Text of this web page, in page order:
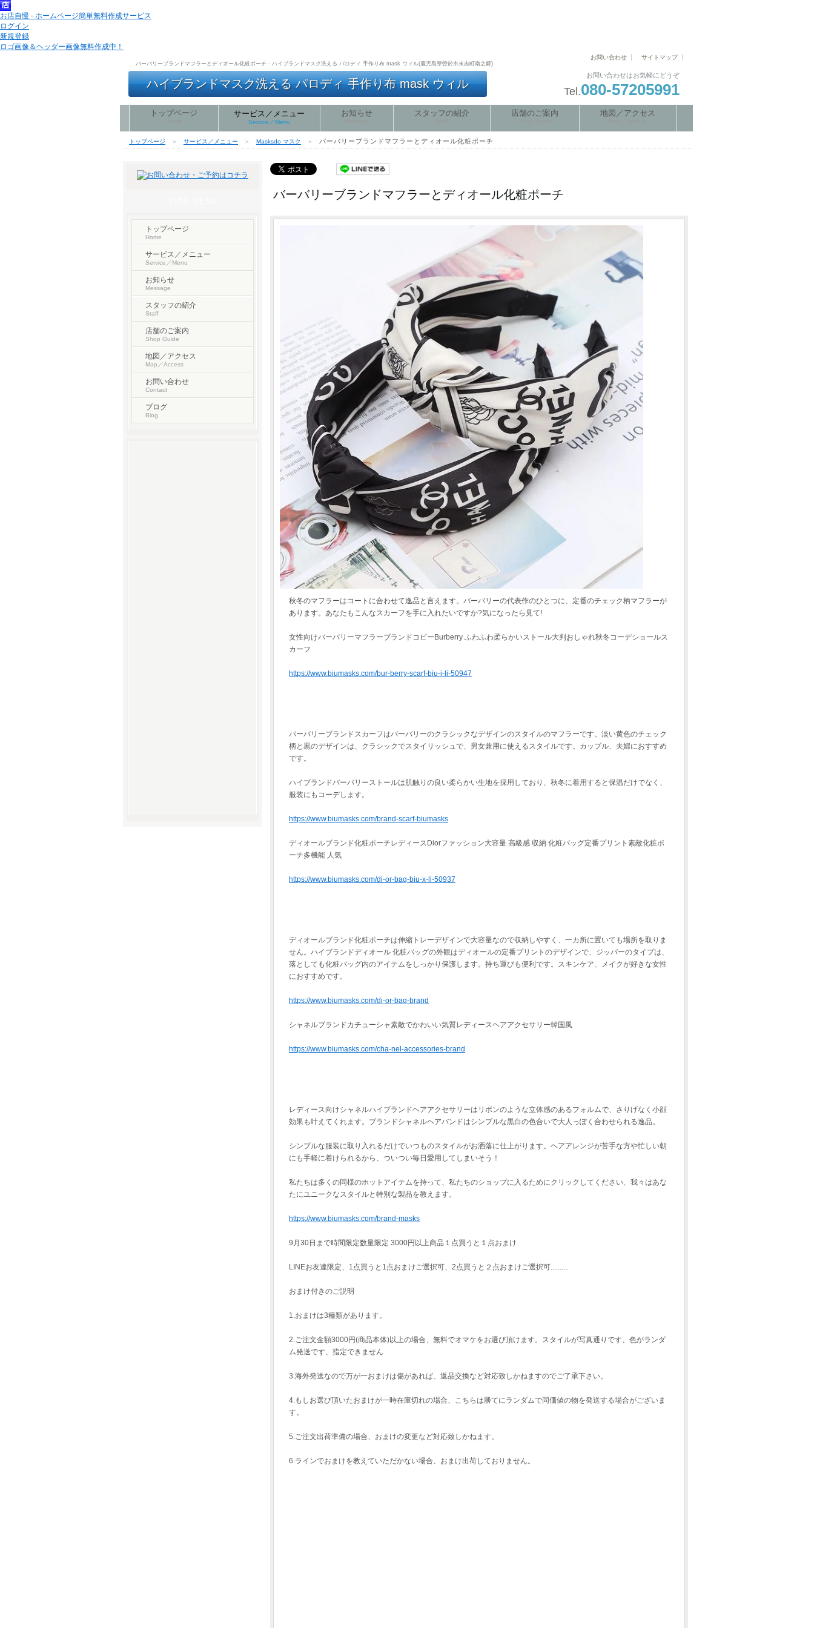
お店自慢 - ホームページ簡単無料作成サービス
ログイン
新規登録
ロゴ画像＆ヘッダー画像無料作成中！
バーバリーブランドマフラーとディオール化粧ポーチ - ハイブランドマスク洗える パロディ 手作り布 mask ウィル(鹿児島県曽於市末吉町南之郷)
ハイブランドマスク洗える パロディ 手作り布 mask ウィル
お問い合わせはお気軽にどうぞ
Tel.080-57205991
お問い合わせ サイトマップ
トップページ サービス／メニュー
Service／Menu
お知らせ スタッフの紹介 店舗のご案内 地図／アクセス
トップページ ＞ サービス／メニュー ＞ Masksdo マスク ＞ バーバリーブランドマフラーとディオール化粧ポーチ
バーバリーブランドマフラーとディオール化粧ポーチ
秋冬のマフラーはコートに合わせて逸品と言えます。バーバリーの代表作のひとつに、定番のチェック柄マフラーが
あります。あなたもこんなスカーフを手に入れたいですか?気になったら見て!
女性向けバーバリーマフラーブランドコピーBurberry ふわふわ柔らかいストール大判おしゃれ秋冬コーデショールス
カーフ
https://www.biumasks.com/bur-berry-scarf-biu-j-li-50947
バーバリーブランドスカーフはバーバリーのクラシックなデザインのスタイルのマフラーです。淡い黄色のチェック
柄と黒のデザインは、クラシックでスタイリッシュで、男女兼用に使えるスタイルです。カップル、夫婦におすすめ
です。
ハイブランドバーバリーストールは肌触りの良い柔らかい生地を採用しており、秋冬に着用すると保温だけでなく、
服装にもコーデします。
https://www.biumasks.com/brand-scarf-biumasks
ディオールブランド化粧ポーチレディースDiorファッション大容量 高級感 収納 化粧バッグ定番プリント素敵化粧ポ
ーチ多機能 人気
https://www.biumasks.com/di-or-bag-biu-x-li-50937
ディオールブランド化粧ポーチは伸縮トレーデザインで大容量なので収納しやすく、一カ所に置いても場所を取りま
せん。ハイブランドディオール 化粧バッグの外観はディオールの定番プリントのデザインで、ジッパーのタイプは、
落としても化粧バッグ内のアイテムをしっかり保護します。持ち運びも便利です。スキンケア、メイクが好きな女性
におすすめです。
https://www.biumasks.com/di-or-bag-brand
シャネルブランドカチューシャ素敵でかわいい気質レディースヘアアクセサリー韓国風
https://www.biumasks.com/cha-nel-accessories-brand
レディース向けシャネルハイブランドヘアアクセサリーはリボンのような立体感のあるフォルムで、さりげなく小顔
効果も叶えてくれます。ブランドシャネルヘアバンドはシンプルな黒白の色合いで大人っぽく合わせられる逸品。
シンプルな服装に取り入れるだけでいつものスタイルがお洒落に仕上がります。ヘアアレンジが苦手な方や忙しい朝
にも手軽に着けられるから、ついつい毎日愛用してしまいそう！
私たちは多くの同様のホットアイテムを持って、私たちのショップに入るためにクリックしてください、我々はあな
たにユニークなスタイルと特別な製品を教えます。
https://www.biumasks.com/brand-masks
9月30日まで時間限定数量限定 3000円以上商品１点買うと１点おまけ
LINEお友達限定、1点買うと1点おまけご選択可、2点買うと２点おまけご選択可..........
おまけ付きのご説明
1.おまけは3種類があります。
2.ご注文金額3000円(商品本体)以上の場合、無料でオマケをお選び頂けます。スタイルが写真通りです、色がランダ
ム発送です、指定できません
3.海外発送なので万が一おまけは傷があれば、返品交換など対応致しかねますのでご了承下さい。
4.もしお選び頂いたおまけが一時在庫切れの場合、こちらは勝てにランダムで同価値の物を発送する場合がございま
す。
5.ご注文出荷準備の場合、おまけの変更など対応致しかねます。
6.ラインでおまけを教えていただかない場合、おまけ出荷しておりません。
トップページ
Home
サービス／メニュー
Service／Menu
お知らせ
Message
スタッフの紹介
Staff
店舗のご案内
Shop Guide
地図／アクセス
Map／Access
お問い合わせ
Contact
ブログ
Blog